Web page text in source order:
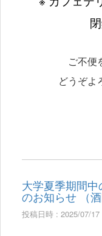
ご不便
どうぞよ
大学夏季期間
のお知らせ （
投稿日時 : 2025/07/17